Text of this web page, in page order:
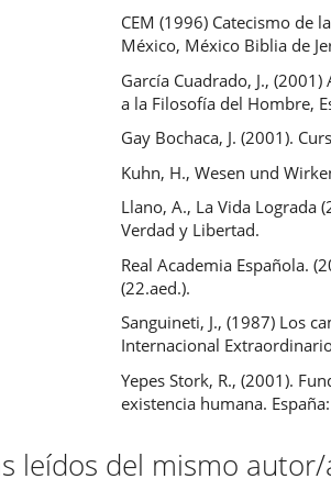
CEM (1996) Catecismo de
México, México Biblia de
García Cuadrado, J.,
a la Filosofía del Hombre,
Gay Bochaca, J. (2001).
Kuhn, H., Wesen und
Llano, A., La Vida Lograda
Verdad y Libertad.
Real Academia Española.
(22.aed.).
Sanguineti, J., (1987) Los
Internacional
Yepes Stork, R., (2001).
existencia humana. España:
leídos del mismo autor/